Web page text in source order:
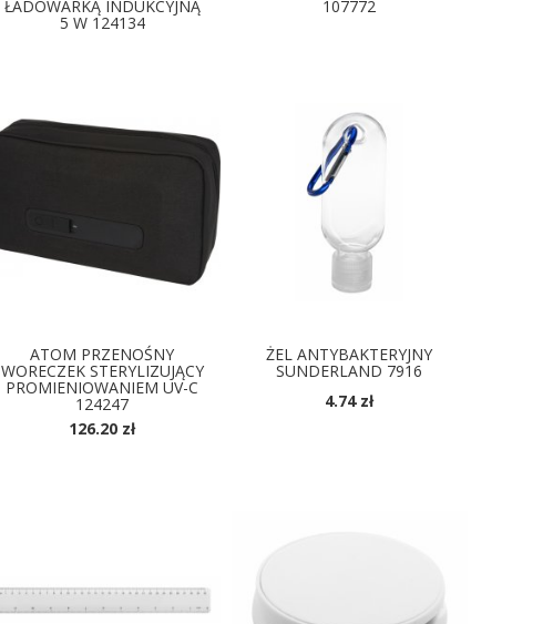
ŁADOWARKĄ INDUKCYJNĄ
5 W 124134
107772
ATOM PRZENOŚNY
WORECZEK STERYLIZUJĄCY
PROMIENIOWANIEM UV-C
124247
126.20 zł
ŻEL ANTYBAKTERYJNY
SUNDERLAND 7916
4.74 zł